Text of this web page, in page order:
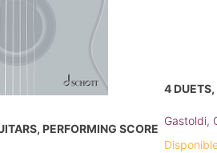
PERFORMING SCORE
4 DUETS,
Gastoldi,